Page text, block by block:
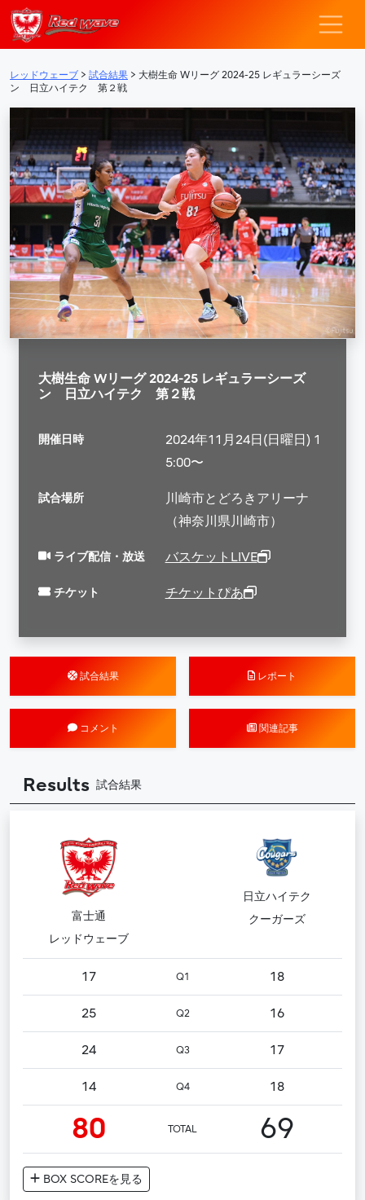
メインナビゲーション
レッドウェー
レッドウェーブ > 試合結果 > 大樹生命 Wリーグ 2024-25 レギュラーシーズ
ン 日立ハイテク 第２戦
大樹生命 Wリーグ 2024-25 レギュラーシーズ
ン 日立ハイテク 第２戦
開催日時
2024年11月24日(日曜日) 1
5:00〜
試合場所
川崎市とどろきアリーナ
（神奈川県川崎市）
ライブ配信・放送 バスケットLIVE
チケット チケットぴあ
試合結果 レポート
コメント 関連記事
Results 試合結果
富士通
レッドウェーブ
日立ハイテク
クーガーズ
17 Q1 18
25 Q2 16
24 Q3 17
14 Q4 18
80 TOTAL 69
BOX SCOREを見る